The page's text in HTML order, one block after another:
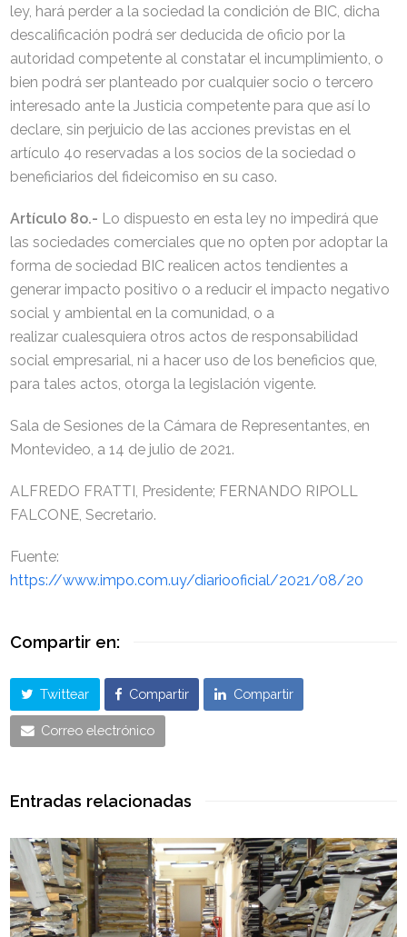
ley, hará perder a la sociedad la condición de BIC, dicha
descalificación podrá ser deducida de oficio por la
autoridad competente al constatar el incumplimiento, o
bien podrá ser planteado por cualquier socio o tercero
interesado ante la Justicia competente para que así lo
declare, sin perjuicio de las acciones previstas en el
artículo 4o reservadas a los socios de la sociedad o
beneficiarios del fideicomiso en su caso.
Artículo 8o.- Lo dispuesto en esta ley no impedirá que
las sociedades comerciales que no opten por adoptar la
forma de sociedad BIC realicen actos tendientes a
generar impacto positivo o a reducir el impacto negativo
social y ambiental en la comunidad, o a
realizar cualesquiera otros actos de responsabilidad
social empresarial, ni a hacer uso de los beneficios que,
para tales actos, otorga la legislación vigente.
Sala de Sesiones de la Cámara de Representantes, en
Montevideo, a 14 de julio de 2021.
ALFREDO FRATTI, Presidente; FERNANDO RIPOLL
FALCONE, Secretario.
Fuente:
https://www.impo.com.uy/diariooficial/2021/08/20
Compartir en:
Twittear Compartir Compartir
Correo electrónico
Entradas relacionadas